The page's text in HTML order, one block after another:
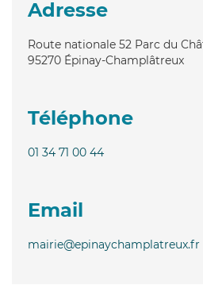
Adresse
Route nationale 52 Parc du
95270 Épinay-Champlâtreux
Téléphone
01 34 71 00 44
Email
mairie@epinaychamplatreux.fr